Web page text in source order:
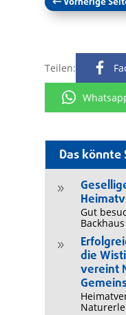
Das
9
Gut
9
die
vereint
Teilen: